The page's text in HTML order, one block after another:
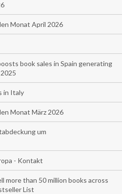
Monat April 2026
book sales in Spain generating
in Italy
Monat März 2026
um
- Kontakt
more than 50 million books across
List